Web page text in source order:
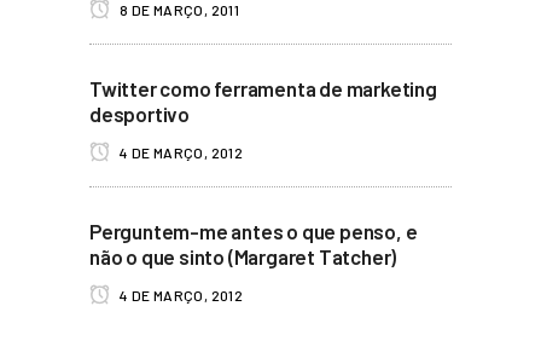
8 DE MARÇO, 2011
Twitter como ferramenta de marketing
desportivo
4 DE MARÇO, 2012
Perguntem-me antes o que penso, e
não o que sinto (Margaret Tatcher)
4 DE MARÇO, 2012